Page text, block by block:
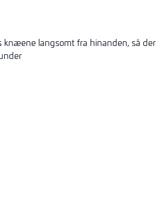
langsomt fra hinanden, så der